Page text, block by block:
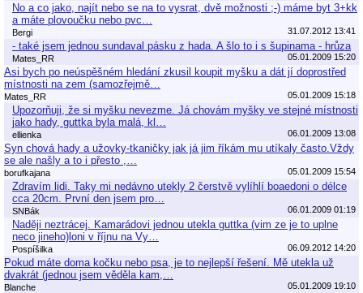
No a co jako, najít nebo se na to vysrat, dvě možnosti ;-) máme byt 3+kk
a máte plovoučku nebo pvc…
Bergi 31.07.2012 13:41
- také jsem jednou sundaval pásku z hada. A šlo to i s šupinama - hrůza
Mates_RR 05.01.2009 15:20
Asi bych po neúspěšném hledání zkusil koupit myšku a dát jí doprostřed
místnosti na zem (samozřejmě…
Mates_RR 05.01.2009 15:18
Upozorňuji, že si myšku nevezme. Já chovám myšky ve stejné místnosti
jako hady, guttka byla malá, kl…
ellienka 06.01.2009 13:08
Syn chová hady a užovky-tkaničky jak já jim říkám mu utíkaly často.Vždy
se ale našly a to i přesto ,…
borufkajana 05.01.2009 15:54
Zdravím lidi. Taky mi nedávno utekly 2 čerstvě vylíhlí boaedoni o délce
cca 20cm. První den jsem pro…
SNBák 06.01.2009 01:19
Naději neztrácej. Kamarádovi jednou utekla guttka (vim ze je to uplne
neco jineho)loni v říjnu na Vy…
Pospíšilka 06.09.2012 14:20
Pokud máte doma kočku nebo psa, je to nejlepší řešení. Mě utekla už
dvakrát (jednou jsem věděla kam,…
Blanche 05.01.2009 19:10